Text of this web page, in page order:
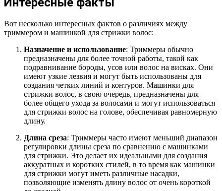
Вот несколько интересных фактов о различиях между
триммером и машинкой для стрижки волос:
Назначение и использование: Триммеры обычно
предназначены для более точной работы, такой как
подравнивание бороды, усов или волос на висках. Они
имеют узкие лезвия и могут быть использованы для
создания четких линий и контуров. Машинки для
стрижки волос, в свою очередь, предназначены для
более общего ухода за волосами и могут использоваться
для стрижки волос на голове, обеспечивая равномерную
длину.
Длина среза: Триммеры часто имеют меньший диапазон
регулировки длины среза по сравнению с машинками
для стрижки. Это делает их идеальными для создания
аккуратных и коротких стилей, в то время как машинки
для стрижки могут иметь различные насадки,
позволяющие изменять длину волос от очень короткой